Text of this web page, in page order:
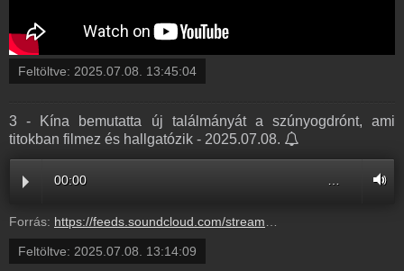
Feltöltve: 2025.07.08. 13:45:04
3 - Kína bemutatta új találmányát a szúnyogdrónt, ami
titokban filmez és hallgatózik - 2025.07.08.
00:00
Forrás: https://feeds.soundcloud.com/stream/2126492268-radio1hungary-3-kina-bemutatta-uj-talalmanyat-a-szunyogdront-ami-titokban-filmez-es-hallgatozik-3.mp3
Feltöltve: 2025.07.08. 13:14:09